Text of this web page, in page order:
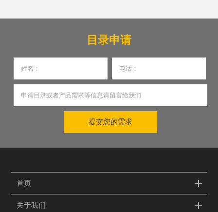
目录申请
提交您的需求
首页
关于我们